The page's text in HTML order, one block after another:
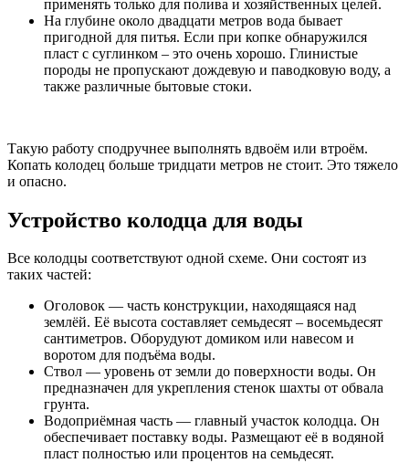
применять только для полива и хозяйственных целей.
На глубине около двадцати метров вода бывает
пригодной для питья. Если при копке обнаружился
пласт с суглинком – это очень хорошо. Глинистые
породы не пропускают дождевую и паводковую воду, а
также различные бытовые стоки.
Такую работу сподручнее выполнять вдвоём или втроём.
Копать колодец больше тридцати метров не стоит. Это тяжело
и опасно.
Устройство колодца для воды
Все колодцы соответствуют одной схеме. Они состоят из
таких частей:
Оголовок — часть конструкции, находящаяся над
землёй. Её высота составляет семьдесят – восемьдесят
сантиметров. Оборудуют домиком или навесом и
воротом для подъёма воды.
Ствол — уровень от земли до поверхности воды. Он
предназначен для укрепления стенок шахты от обвала
грунта.
Водоприёмная часть — главный участок колодца. Он
обеспечивает поставку воды. Размещают её в водяной
пласт полностью или процентов на семьдесят.